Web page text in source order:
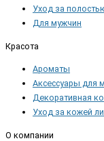
Уход за
Для мужчин
Красота
Ароматы
Аксессуары для
Декоративная
Уход за кожей
О компании